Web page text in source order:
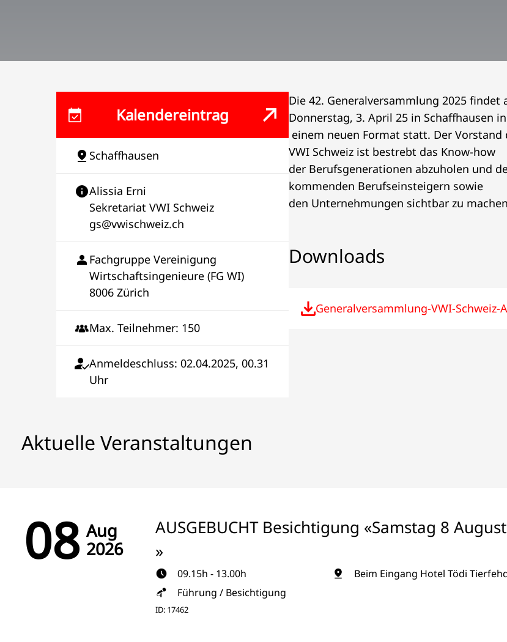
Kalendereintrag
Schaffhausen
Alissia Erni
Sekretariat VWI Schweiz
gs@vwischweiz.ch
Fachgruppe Vereinigung
Wirtschaftsingenieure (FG WI)
8006 Zürich
Max. Teilnehmer: 150
Anmeldeschluss: 02.04.2025, 00.31
Uhr
Die 42. Generalversammlung 2025 findet
Donnerstag, 3. April 25 in Schaffhausen in
einem neuen Format statt. Der Vorstand
VWI Schweiz ist bestrebt das Know-how
der Berufsgenerationen abzuholen und
kommenden Berufseinsteigern sowie
den Unternehmungen sichtbar zu
Downloads
Generalversammlung-VWI-
Aktuelle Veranstaltungen
08 Aug
2026
AUSGEBUCHT Besichtigung «Samstag 8
»
09.15h - 13.00h
Beim Eingang Hotel Tödi
Führung / Besichtigung
ID: 17462